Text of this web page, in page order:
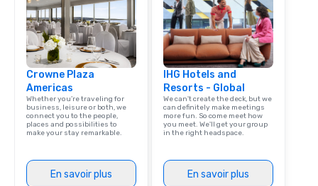
Crowne Plaza
Americas
Whether you’re traveling for
business, leisure or both, we
connect you to the people,
places and possibilities to
make your stay remarkable.
En savoir plus
IHG Hotels and
Resorts - Global
We can't create the deck, but we
can definitely make meetings
more fun. So come meet how
you meet. We'll get your group
in the right headspace.
En savoir plus